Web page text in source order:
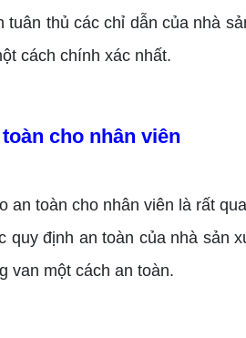
tuân thủ các chỉ dẫn của nhà
cách chính xác nhất.
cho nhân viên
an toàn cho nhân viên là rất
quy định an toàn của nhà sản
van một cách an toàn.